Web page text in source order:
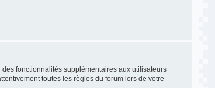
fonctionnalités supplémentaires aux utilisateurs
toutes les règles du forum lors de votre